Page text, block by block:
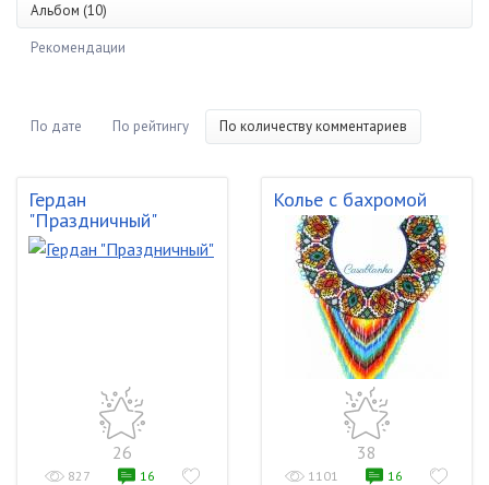
Альбом (10)
Рекомендации
По дате По рейтингу По количеству комментариев
Гердан
"Праздничный"
26
827 16
Колье с бахромой
38
1101 16